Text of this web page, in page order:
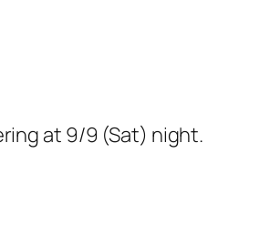
at 9/9 (Sat) night.